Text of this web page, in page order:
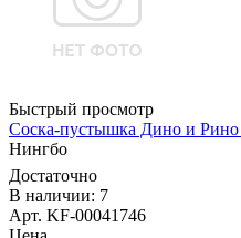
Быстрый просмотр
Соска-пустышка Дино и Рино
Нингбо
Достаточно
В наличии: 7
Арт. KF-00041746